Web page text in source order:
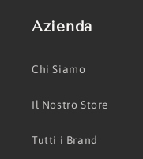
Azienda
Chi Siamo
Il Nostro Store
Tutti i Brand